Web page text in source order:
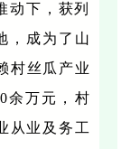
动下，获列
，成为了山
村丝瓜产业
余万元，村
从业及务工